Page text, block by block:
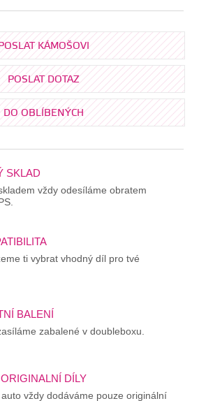
KÁMOŠOVI
POSLAT DOTAZ
DO OBLÍBENÝCH
SKLAD
vždy odesíláme obratem
ti vybrat vhodný díl pro tvé
BALENÍ
zabalené v doubleboxu.
DÍLY
vždy dodáváme pouze originální